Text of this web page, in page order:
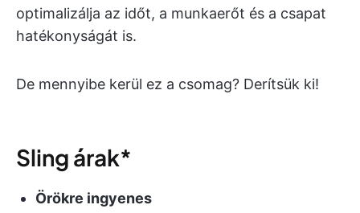
optimalizálja az időt, a munkaerőt és a csapat
hatékonyságát is.
De mennyibe kerül ez a csomag? Derítsük ki!
Sling árak*
Örökre ingyenes